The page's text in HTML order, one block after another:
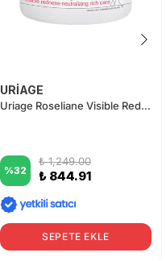
URİAGE
Uriage Roseliane Visible Redness Neutralizing Rich Care 50 ml
%32
₺ 1,249.00
₺ 844.91
SEPETE EKLE